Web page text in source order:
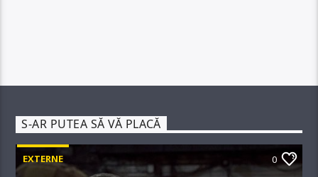
S-AR PUTEA SĂ VĂ PLACĂ
EXTERNE 0